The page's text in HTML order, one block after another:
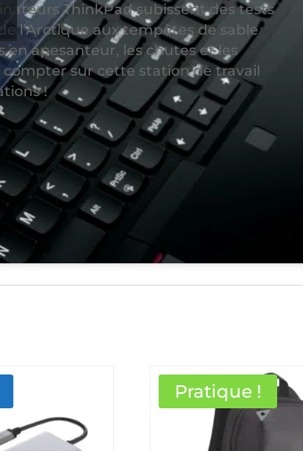
ThinkPad subissent des tests
l’Arctique aux tempêtes de sable
en apesanteur, les chutes et les
sur cette station de travail
!
Pratique !